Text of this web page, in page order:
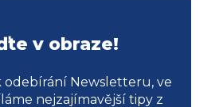
v obraze!
odebírání Newsletteru, ve
nejzajímavější tipy z